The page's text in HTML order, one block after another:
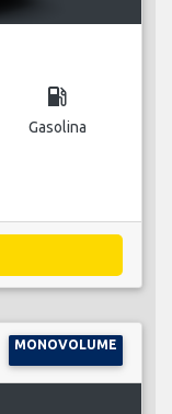
local_gas_station
Gasolina
MONOVOLUME